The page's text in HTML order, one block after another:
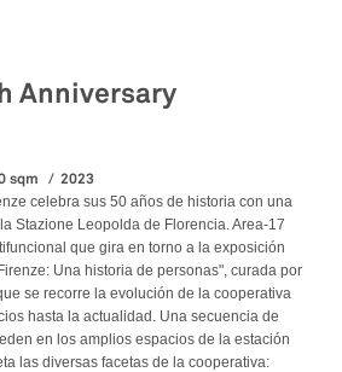
Anniversary
sqm 2023
celebra sus 50 años de historia con una
Stazione Leopolda de Florencia. Area-17
que gira en torno a la exposición
Una historia de personas", curada por
se recorre la evolución de la cooperativa
hasta la actualidad. Una secuencia de
en los amplios espacios de la estación
las diversas facetas de la cooperativa: